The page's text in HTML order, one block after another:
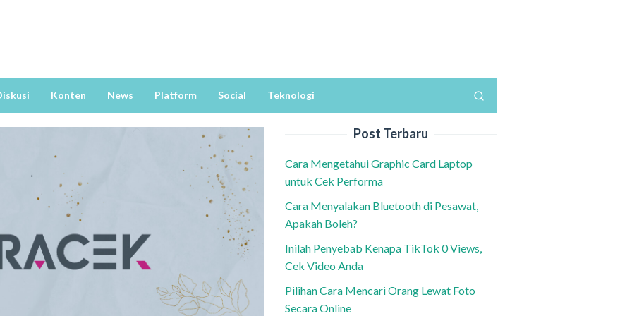
Konten News Platform Social Teknologi
Post Terbaru
Cara Mengetahui Graphic Card Laptop
untuk Cek Performa
Cara Menyalakan Bluetooth di Pesawat,
Apakah Boleh?
Inilah Penyebab Kenapa TikTok 0 Views,
Cek Video Anda
Pilihan Cara Mencari Orang Lewat Foto
Secara Online